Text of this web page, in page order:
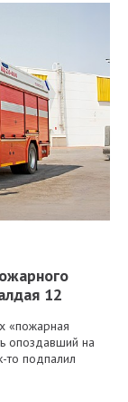
12
«пожарная
опоздавший на
то подпалил